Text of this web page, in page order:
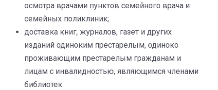
осмотра врачами пунктов семейного врача и
семейных поликлиник;
доставка книг, журналов, газет и других
изданий одиноким престарелым, одиноко
проживающим престарелым гражданам и
лицам с инвалидностью, являющимся членами
библиотек.